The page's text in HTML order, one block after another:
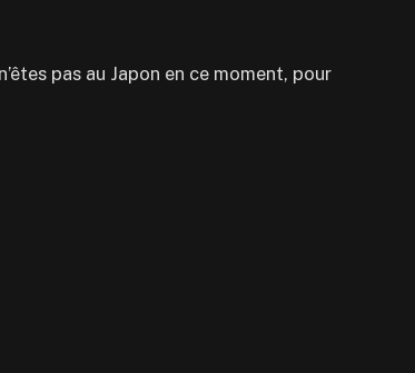
pas au Japon en ce moment, pour